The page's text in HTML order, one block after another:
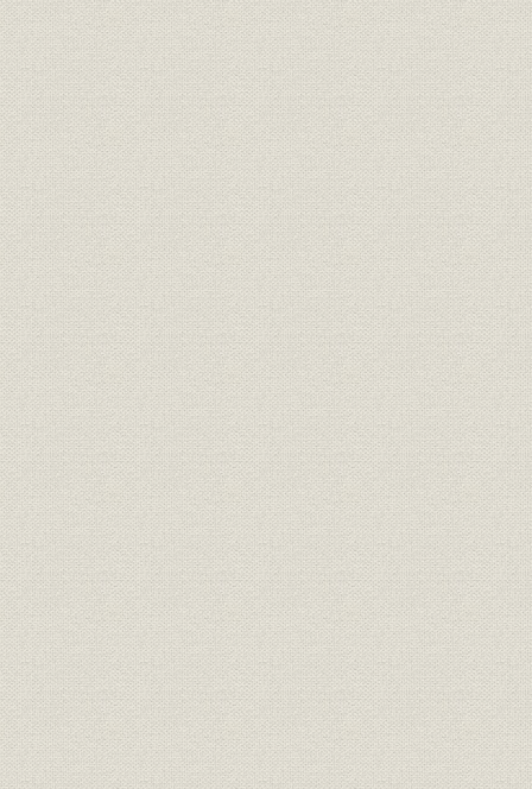
1. 業務体制の改編
2. 事務改善と情報収集処理体制の整備
3. 研究調査活動の拡充
第4節 融資活動の展開
1. 産業基盤の充実・強化
2. 産業体質の改善と国際競争力の強化
3. 地域間の均衡ある発展
4. 国際観光施設・私鉄・ガスなど
5. 外貨貸付けおよび外貨保証
第5節 経営の成果
1. 政策金融の効果
2. 経営の成果
第3章 成長経済の課題と融資活動の多様化(1966~71年度)
第1節 経済成長の持続と新たな課題
1. 1960年代後半の日本経済
2. 経済社会の変容と新たな課題